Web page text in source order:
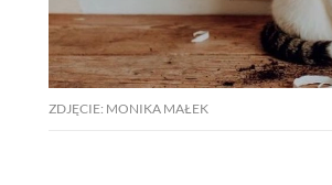
ZDJĘCIE: MONIKA MAŁEK
PRZETWORY